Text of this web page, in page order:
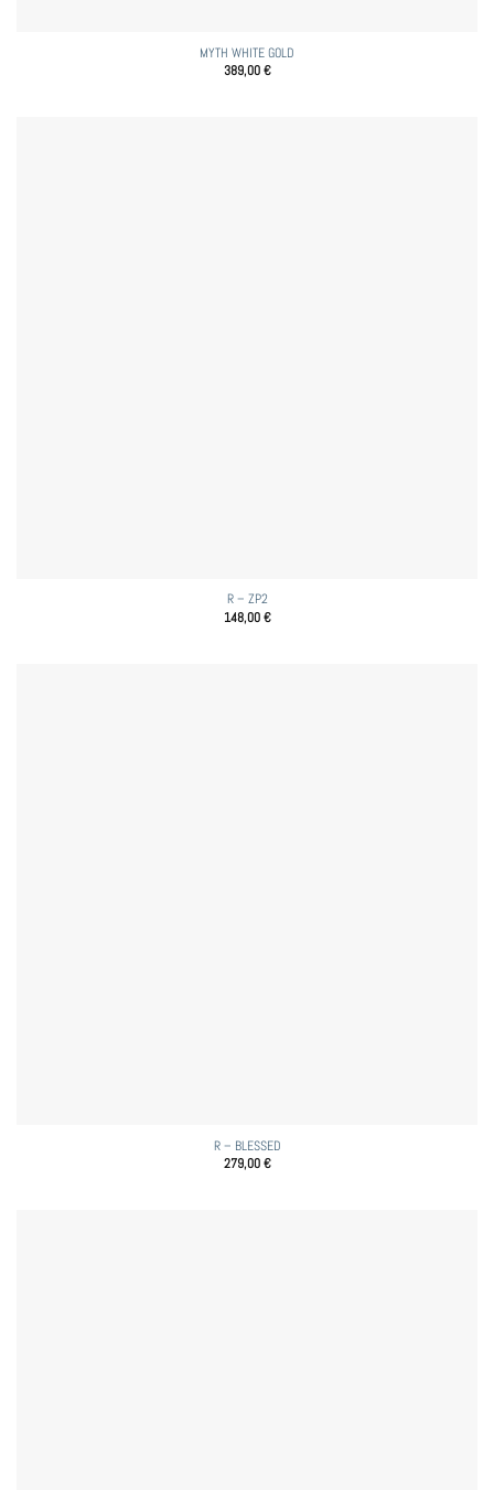
MYTH WHITE GOLD
389,00€
R – ZP2
148,00€
R – BLESSED
279,00€